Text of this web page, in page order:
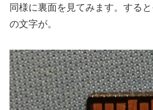
同様に裏面を見てみます。する
の文字が。